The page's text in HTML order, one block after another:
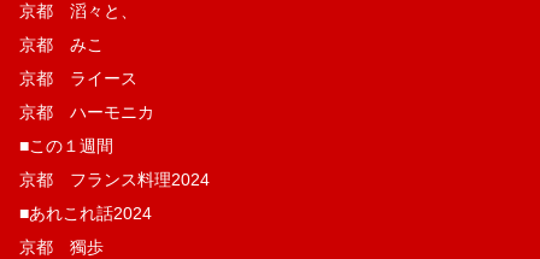
京都 滔々と、
京都 みこ
京都 ライース
京都 ハーモニカ
■この１週間
京都 フランス料理2024
■あれこれ話2024
京都 獨歩